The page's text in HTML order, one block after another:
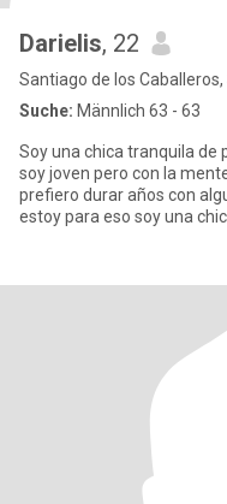
Darielis, 22
Santiago de los Caballeros,
Suche: Männlich 63 - 63
Soy una chica tranquila de
soy joven pero con la
prefiero durar años con
estoy para eso soy una